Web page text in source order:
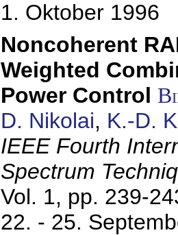
1. Oktober 1996
Noncoherent
Weighted
Power Control
D. Nikolai, K.-D.
IEEE Fourth
Spectrum
Vol. 1, pp. 239-
22. - 25.